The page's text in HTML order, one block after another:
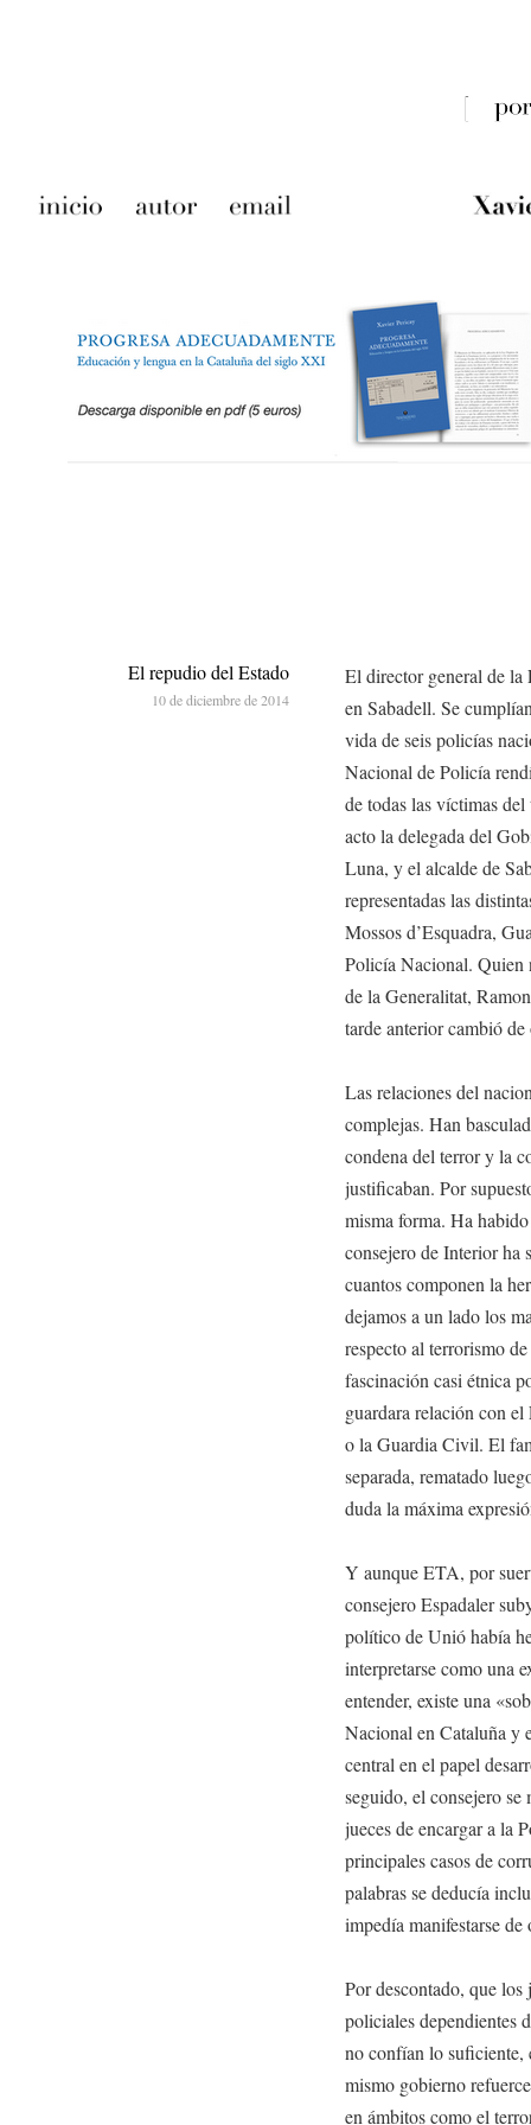
El director general de la
en Sabadell. Se
vida de seis policías
Nacional de Policía
de todas las víctimas
acto la delegada del
Luna, y el alcalde de
representadas las
Mossos d’Esquadra,
Policía Nacional. Quien
de la Generalitat,
tarde anterior cambió
Las relaciones del
complejas. Han
condena del terror y la
justificaban. Por
misma forma. Ha
consejero de Interior ha
cuantos componen la
dejamos a un lado los
respecto al terrorismo
fascinación casi étnica
guardara relación con
o la Guardia Civil. El
separada, rematado
duda la máxima
Y aunque ETA, por
consejero Espadaler
político de Unió había
interpretarse como una
entender, existe una
Nacional en Cataluña y
central en el papel
seguido, el consejero
jueces de encargar a la
principales casos de
palabras se deducía
impedía manifestarse de
Por descontado, que los
policiales dependientes
no confían lo suficiente,
mismo gobierno
en ámbitos como el
El repudio del Estado
10 de diciembre de 2014